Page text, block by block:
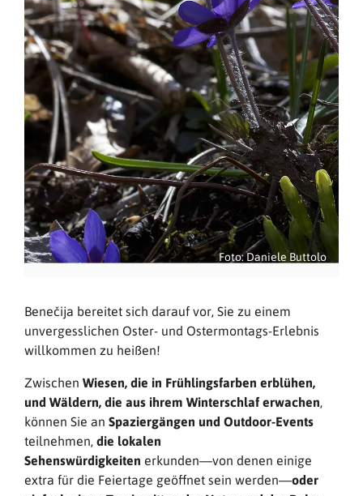
Foto: Daniele Buttolo
Benečija bereitet sich darauf vor, Sie zu einem
unvergesslichen Oster- und Ostermontags-Erlebnis
willkommen zu heißen!
Zwischen Wiesen, die in Frühlingsfarben erblühen,
und Wäldern, die aus ihrem Winterschlaf erwachen,
können Sie an Spaziergängen und Outdoor-Events
teilnehmen,die lokalen
Sehenswürdigkeiten erkunden—von denen einige
extra für die Feiertage geöffnet sein werden—oder